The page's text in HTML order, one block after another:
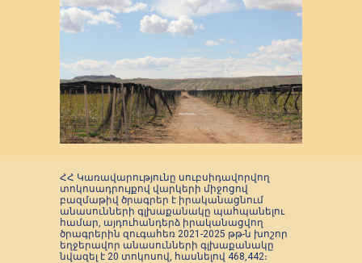
ՀՀ Կառավարությունը սուբսիդավորվող
տոկոսադրույքով վարկերի միջոցով
բազմաթիվ ծրագրեր է իրականացնում
անասունների գլխաքանակը պահպանելու
համար, այդուհանդերձ իրականացվող
ծրագրերին զուգահեռ 2021-2025 թթ-ն խոշոր
եղջերավոր անասունների գլխաքանակը
նվազել է 20 տոկոսով, հասնելով 468,442։